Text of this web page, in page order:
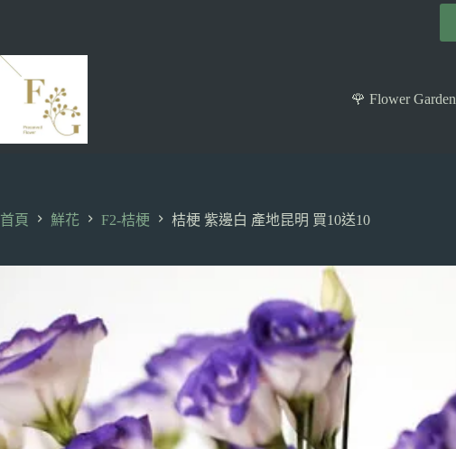
主
🌹 Flower Garden
首頁 鮮花 F2-桔梗 桔梗 紫邊白 產地昆明 買10送10